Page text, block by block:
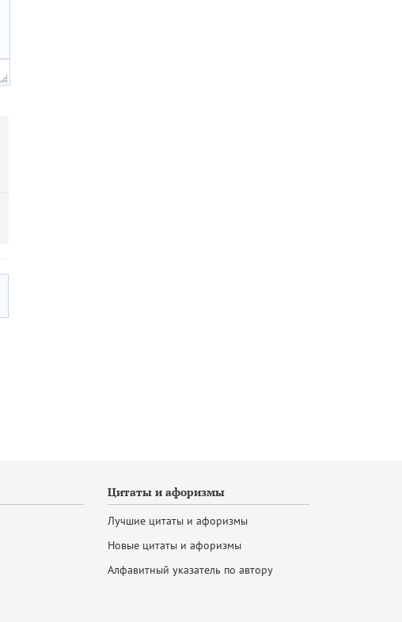
Цитаты и афоризмы
Лучшие цитаты и афоризмы
Новые цитаты и афоризмы
Алфавитный указатель по автору